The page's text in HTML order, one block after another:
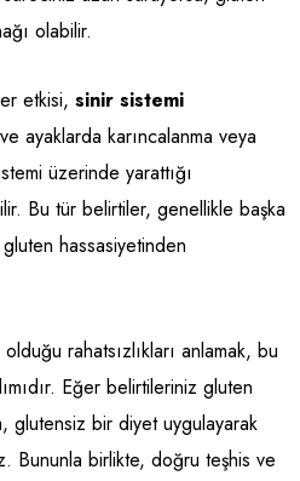
olabilir.
etkisi, sinir sistemi
ayaklarda karıncalanma veya
üzerinde yarattığı
Bu tür belirtiler, genellikle başka
hassasiyetinden
rahatsızlıkları anlamak, bu
Eğer belirtileriniz gluten
glutensiz bir diyet uygulayarak
Bununla birlikte, doğru teşhis ve